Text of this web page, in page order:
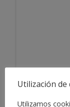
Utilización de
Utilizamos